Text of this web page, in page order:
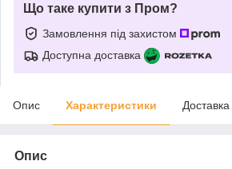
Що таке купити з Пром?
Замовлення під захистом
Доступна доставка
Опис Характеристики Доставка
Опис